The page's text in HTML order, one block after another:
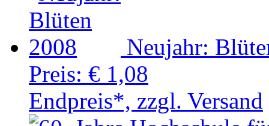
Neujahr:
Preis: € 1,08
Endpreis*, zzgl. Versand